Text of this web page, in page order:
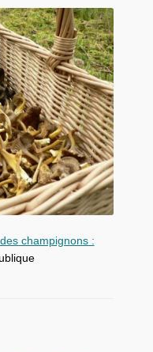
champignons :